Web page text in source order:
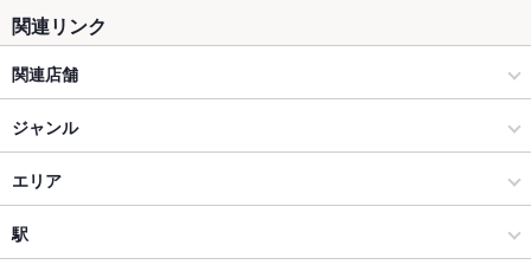
関連リンク
関連店舗
金之助
居酒家 金之助 八代店
肥後大津 ごちそう 金之助
ジャンル
居酒屋
和風
エリア
光の森・武蔵ヶ丘・清水・大津
駅